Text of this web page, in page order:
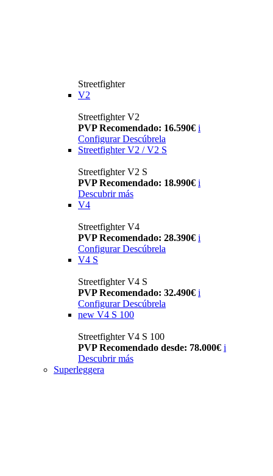
Streetfighter
V2
Streetfighter V2
PVP Recomendado: 16.590€ i
Configurar Descúbrela
Streetfighter V2 / V2 S
Streetfighter V2 S
PVP Recomendado: 18.990€ i
Descubrir más
V4
Streetfighter V4
PVP Recomendado: 28.390€ i
Configurar Descúbrela
V4 S
Streetfighter V4 S
PVP Recomendado: 32.490€ i
Configurar Descúbrela
new V4 S 100
Streetfighter V4 S 100
PVP Recomendado desde: 78.000€ i
Descubrir más
Superleggera